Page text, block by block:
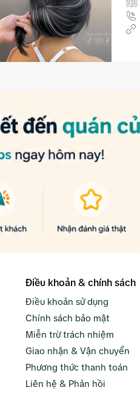
Điều khoản & chính sách
Điều khoản sử dụng
Chính sách bảo mật
Miễn trừ trách nhiệm
Giao nhận & Vận chuyển
Phương thức thanh toán
Liên hệ & Phản hồi